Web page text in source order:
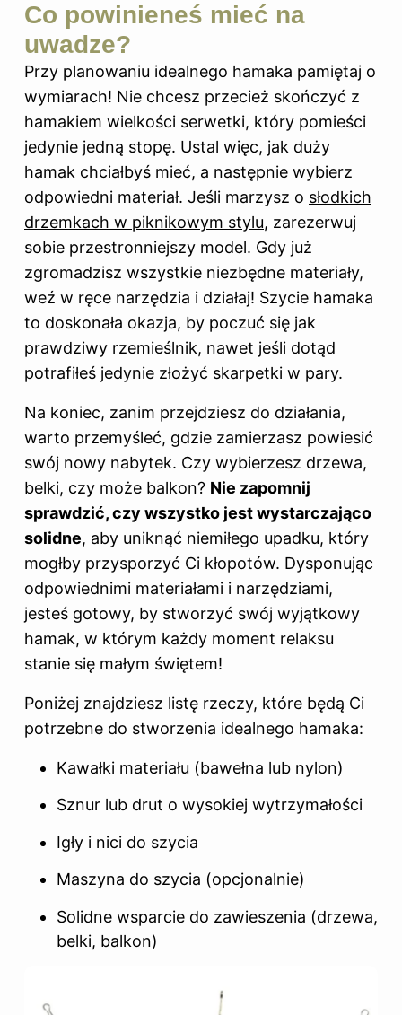
Co powinieneś mieć na
uwadze?
Przy planowaniu idealnego hamaka pamiętaj o
wymiarach! Nie chcesz przecież skończyć z
hamakiem wielkości serwetki, który pomieści
jedynie jedną stopę. Ustal więc, jak duży
hamak chciałbyś mieć, a następnie wybierz
odpowiedni materiał. Jeśli marzysz o słodkich
drzemkach w piknikowym stylu, zarezerwuj
sobie przestronniejszy model. Gdy już
zgromadzisz wszystkie niezbędne materiały,
weź w ręce narzędzia i działaj! Szycie hamaka
to doskonała okazja, by poczuć się jak
prawdziwy rzemieślnik, nawet jeśli dotąd
potrafiłeś jedynie złożyć skarpetki w pary.
Na koniec, zanim przejdziesz do działania,
warto przemyśleć, gdzie zamierzasz powiesić
swój nowy nabytek. Czy wybierzesz drzewa,
belki, czy może balkon? Nie zapomnij
sprawdzić, czy wszystko jest wystarczająco
solidne, aby uniknąć niemiłego upadku, który
mogłby przysporzyć Ci kłopotów. Dysponując
odpowiednimi materiałami i narzędziami,
jesteś gotowy, by stworzyć swój wyjątkowy
hamak, w którym każdy moment relaksu
stanie się małym świętem!
Poniżej znajdziesz listę rzeczy, które będą Ci
potrzebne do stworzenia idealnego hamaka:
Kawałki materiału (bawełna lub nylon)
Sznur lub drut o wysokiej wytrzymałości
Igły i nici do szycia
Maszyna do szycia (opcjonalnie)
Solidne wsparcie do zawieszenia (drzewa,
belki, balkon)